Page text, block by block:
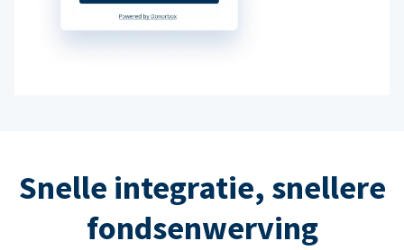
Snelle integratie, snellere
fondsenwerving